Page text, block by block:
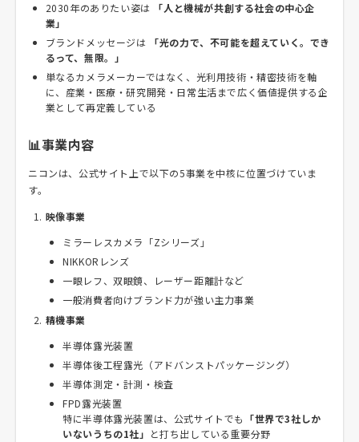
2030年のありたい姿は
「人と機械が共創する社会の中心企
業」
ブランドメッセージは
「光の力で、不可能を超えていく。でき
るって、無限。」
単なるカメラメーカーではなく、光利用技術・精密技術を軸
に、産業・医療・研究開発・日常生活まで広く価値提供する企
業として再定義している
📊事業内容
ニコンは、公式サイト上で以下の5事業を中核に位置づけていま
す。
映像事業
ミラーレスカメラ「Zシリーズ」
NIKKORレンズ
一眼レフ、双眼鏡、レーザー距離計など
一般消費者向けブランド力が強い主力事業
精機事業
半導体露光装置
半導体後工程露光（アドバンストパッケージング）
半導体測定・計測・検査
FPD露光装置
特に半導体露光装置は、公式サイトでも 「世界で3社しか
いないうちの1社」 と打ち出している重要分野